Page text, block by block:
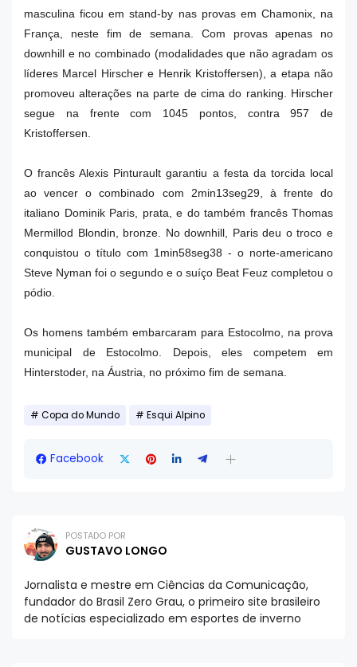
masculina ficou em stand-by nas provas em Chamonix, na
França, neste fim de semana. Com provas apenas no
downhill e no combinado (modalidades que não agradam os
líderes Marcel Hirscher e Henrik Kristoffersen), a etapa não
promoveu alterações na parte de cima do ranking. Hirscher
segue na frente com 1045 pontos, contra 957 de
Kristoffersen.
O francês Alexis Pinturault garantiu a festa da torcida local
ao vencer o combinado com 2min13seg29, à frente do
italiano Dominik Paris, prata, e do também francês Thomas
Mermillod Blondin, bronze. No downhill, Paris deu o troco e
conquistou o título com 1min58seg38 - o norte-americano
Steve Nyman foi o segundo e o suíço Beat Feuz completou o
pódio.
Os homens também embarcaram para Estocolmo, na prova
municipal de Estocolmo. Depois, eles competem em
Hinterstoder, na Áustria, no próximo fim de semana.
Copa do Mundo Esqui Alpino
Facebook
POSTADO POR
GUSTAVO LONGO
Jornalista e mestre em Ciências da Comunicação,
fundador do Brasil Zero Grau, o primeiro site brasileiro
de notícias especializado em esportes de inverno